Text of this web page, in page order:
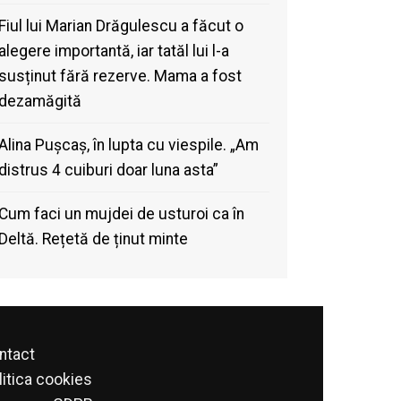
Fiul lui Marian Drăgulescu a făcut o
alegere importantă, iar tatăl lui l-a
susținut fără rezerve. Mama a fost
dezamăgită
Pușcaș, în lupta cu viespile. „Am
distrus 4 cuiburi doar luna asta”
Cum faci un mujdei de usturoi ca în
Deltă. Rețetă de ținut minte
cookies